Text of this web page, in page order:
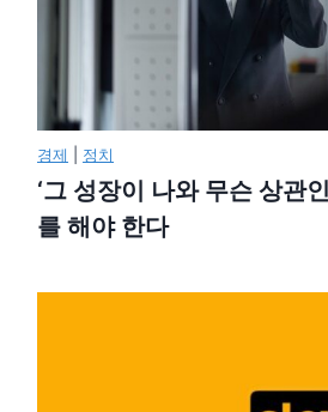
경제 정치
‘그 성장이 나와 무슨 상관
를 해야 한다